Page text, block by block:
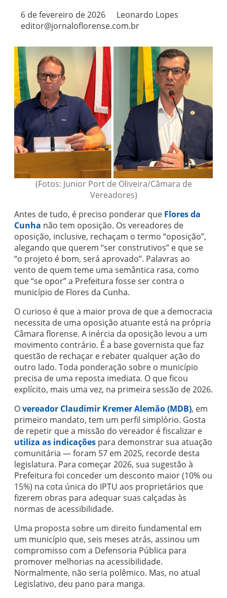
6 de fevereiro de 2026
Leonardo Lopes
editor@jornaloflorense.com.br
(Fotos: Junior Port de Oliveira/Câmara de
Vereadores)
Antes de tudo, é preciso ponderar que Flores da
Cunha não tem oposição. Os vereadores de
oposição, inclusive, rechaçam o termo “oposição”,
alegando que querem “ser construtivos” e que se
“o projeto é bom, será aprovado”. Palavras ao
vento de quem teme uma semântica rasa, como
que “se opor” a Prefeitura fosse ser contra o
município de Flores da Cunha.
O curioso é que a maior prova de que a democracia
necessita de uma oposição atuante está na própria
Câmara florense. A inércia da oposição levou a um
movimento contrário. É a base governista que faz
questão de rechaçar e rebater qualquer ação do
outro lado. Toda ponderação sobre o município
precisa de uma reposta imediata. O que ficou
explícito, mais uma vez, na primeira sessão de 2026.
Overeador Claudimir Kremer Alemão (MDB), em
primeiro mandato, tem um perfil simplório. Gosta
de repetir que a missão do vereador é fiscalizar e
utiliza as indicações para demonstrar sua atuação
comunitária — foram 57 em 2025, recorde desta
legislatura. Para começar 2026, sua sugestão à
Prefeitura foi conceder um desconto maior (10% ou
15%) na cota única do IPTU aos proprietários que
fizerem obras para adequar suas calçadas às
normas de acessibilidade.
Uma proposta sobre um direito fundamental em
um município que, seis meses atrás, assinou um
compromisso com a Defensoria Pública para
promover melhorias na acessibilidade.
Normalmente, não seria polêmico. Mas, no atual
Legislativo, deu pano para manga.